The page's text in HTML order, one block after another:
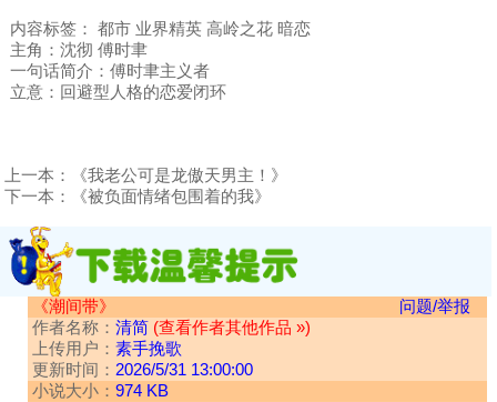
内容标签： 都市 业界精英 高岭之花 暗恋
主角：沈彻 傅时聿
一句话简介：傅时聿主义者
立意：回避型人格的恋爱闭环
上一本：
《我老公可是龙傲天男主！》
下一本：
《被负面情绪包围着的我》
《潮间带》
问题/举报
作者名称： 清简 (查看作者其他作品 »)
上传用户： 素手挽歌
更新时间： 2026/5/31 13:00:00
小说大小： 974 KB